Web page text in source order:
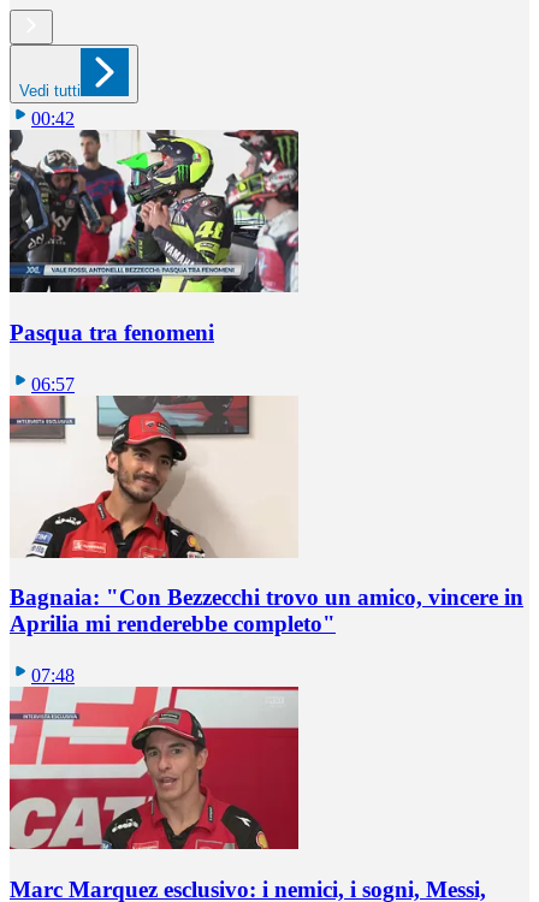
Vedi tutti
00:42
Pasqua tra fenomeni
06:57
Bagnaia: "Con Bezzecchi trovo un amico, vincere in
Aprilia mi renderebbe completo"
07:48
Marc Marquez esclusivo: i nemici, i sogni, Messi,